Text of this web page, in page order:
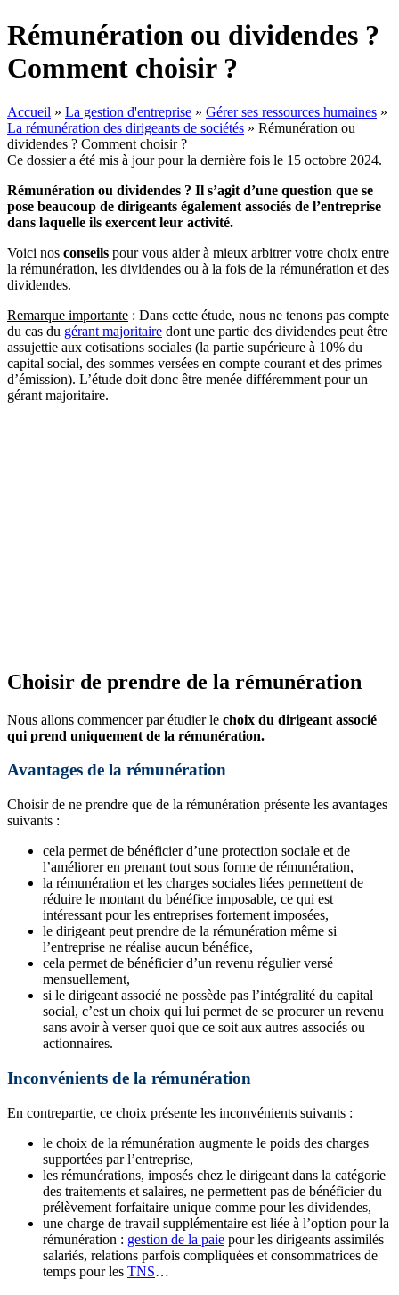
Rémunération ou dividendes ?
Comment choisir ?
Accueil » La gestion d'entreprise » Gérer ses ressources humaines »
La rémunération des dirigeants de sociétés » Rémunération ou
dividendes ? Comment choisir ?
Ce dossier a été mis à jour pour la dernière fois le 15 octobre 2024.
Rémunération ou dividendes ? Il s’agit d’une question que se
pose beaucoup de dirigeants également associés de l’entreprise
dans laquelle ils exercent leur activité.
Voici nos conseils pour vous aider à mieux arbitrer votre choix entre
la rémunération, les dividendes ou à la fois de la rémunération et des
dividendes.
Remarque importante : Dans cette étude, nous ne tenons pas compte
du cas du gérant majoritaire dont une partie des dividendes peut être
assujettie aux cotisations sociales (la partie supérieure à 10% du
capital social, des sommes versées en compte courant et des primes
d’émission). L’étude doit donc être menée différemment pour un
gérant majoritaire.
Choisir de prendre de la rémunération
Nous allons commencer par étudier le choix du dirigeant associé
qui prend uniquement de la rémunération.
Avantages de la rémunération
Choisir de ne prendre que de la rémunération présente les avantages
suivants :
cela permet de bénéficier d’une protection sociale et de
l’améliorer en prenant tout sous forme de rémunération,
la rémunération et les charges sociales liées permettent de
réduire le montant du bénéfice imposable, ce qui est
intéressant pour les entreprises fortement imposées,
le dirigeant peut prendre de la rémunération même si
l’entreprise ne réalise aucun bénéfice,
cela permet de bénéficier d’un revenu régulier versé
mensuellement,
si le dirigeant associé ne possède pas l’intégralité du capital
social, c’est un choix qui lui permet de se procurer un revenu
sans avoir à verser quoi que ce soit aux autres associés ou
actionnaires.
Inconvénients de la rémunération
En contrepartie, ce choix présente les inconvénients suivants :
le choix de la rémunération augmente le poids des charges
supportées par l’entreprise,
les rémunérations, imposés chez le dirigeant dans la catégorie
des traitements et salaires, ne permettent pas de bénéficier du
prélèvement forfaitaire unique comme pour les dividendes,
une charge de travail supplémentaire est liée à l’option pour la
rémunération : gestion de la paie pour les dirigeants assimilés
salariés, relations parfois compliquées et consommatrices de
temps pour les TNS…